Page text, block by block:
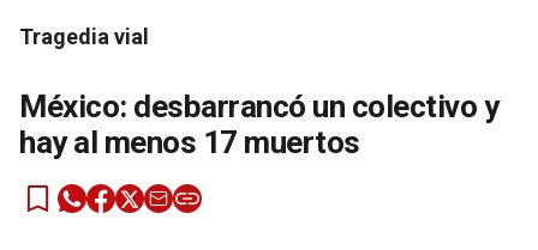
Tragedia vial
México: desbarrancó un colectivo y
hay al menos 17 muertos